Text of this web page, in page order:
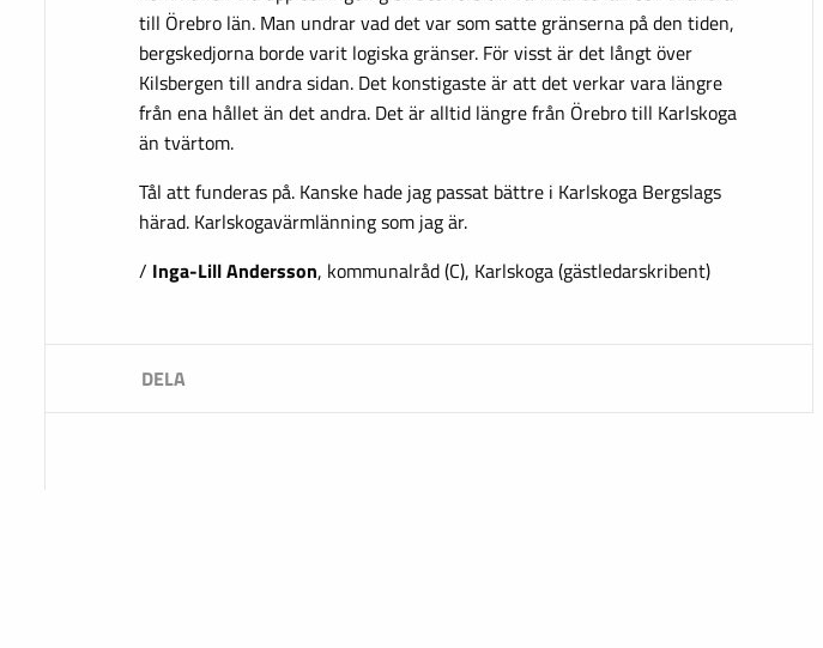
till Örebro län. Man undrar vad det var som satte gränserna på den tiden,
bergskedjorna borde varit logiska gränser. För visst är det långt över
Kilsbergen till andra sidan. Det konstigaste är att det verkar vara längre
från ena hållet än det andra. Det är alltid längre från Örebro till Karlskoga
än tvärtom.
Tål att funderas på. Kanske hade jag passat bättre i Karlskoga Bergslags
härad. Karlskogavärmlänning som jag är.
/ Inga-Lill Andersson, kommunalråd (C), Karlskoga (gästledarskribent)